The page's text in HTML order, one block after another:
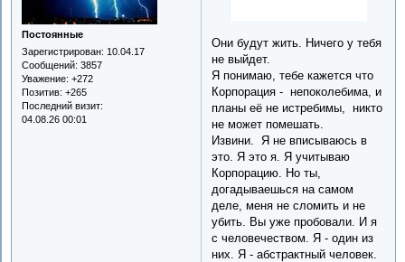
Постоянные
Зарегистрирован: 10.04.17
Сообщений: 3857
Уважение: +272
Позитив: +265
Последний визит:
04.08.26 00:01
Они будут жить. Ничего у тебя
не выйдет.
Я понимаю, тебе кажется что
Корпорация - непоколебима, и
планы её не истребимы, никто
не может помешать.
Извини. Я не вписываюсь в
это. Я это я. Я учитываю
Корпорацию. Но ты,
догадываешься на самом
деле, меня не сломить и не
убить. Вы уже пробовали. И я
с человечеством. Я - один из
них. Я - абстрактный человек.